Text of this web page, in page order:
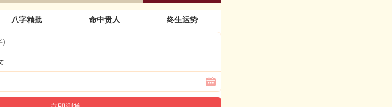
八字精批 命中贵人 终生运势